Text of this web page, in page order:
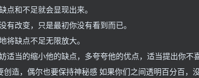
点和不足就会显现出来。
有改变，只是最初你没有看到而已。
将缺点不足无限放大。
适当的缩小他的缺点，多夸夸他的优点，适当提出你不
创造，偶尔也要保持神秘感 如果你们之间透明百分百，